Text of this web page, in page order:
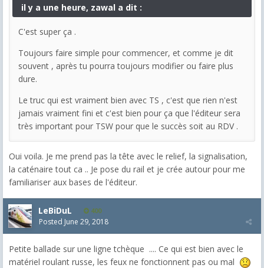
il y a une heure, zawal a dit :
C'est super ça .
Toujours faire simple pour commencer, et comme je dit
souvent , après tu pourra toujours modifier ou faire plus
dure.
Le truc qui est vraiment bien avec TS , c'est que rien n'est
jamais vraiment fini et c'est bien pour ça que l'éditeur sera
très important pour TSW pour que le succès soit au RDV .
Oui voila. Je me prend pas la tête avec le relief, la signalisation,
la caténaire tout ca .. Je pose du rail et je crée autour pour me
familiariser aux bases de l'éditeur.
LeBiDuL 400
Posted June 29, 2018
Petite ballade sur une ligne tchèque .... Ce qui est bien avec le
matériel roulant russe, les feux ne fonctionnent pas ou mal